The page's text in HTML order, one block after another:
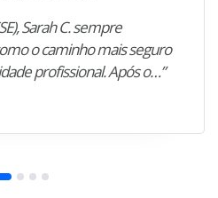
Sarah C. sempre
o caminho mais seguro
profissional. Após o…”